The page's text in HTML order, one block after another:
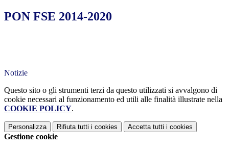
PON FSE 2014-2020
Notizie
Questo sito o gli strumenti terzi da questo utilizzati si avvalgono di
cookie necessari al funzionamento ed utili alle finalità illustrate nella
COOKIE POLICY.
Personalizza Rifiuta tutti i cookies Accetta tutti i cookies
Gestione cookie